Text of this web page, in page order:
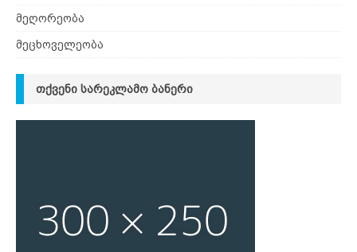
მეღორეობა
მეცხოველეობა
ᲗᲥᲕᲔᲜᲘ ᲡᲐᲠᲔᲙᲚᲐᲛᲝ ᲑᲐᲜᲔᲠᲘ